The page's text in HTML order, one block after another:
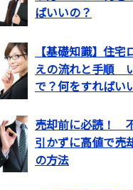
ばいいの？
【基礎知識】住宅
えの流れと手順
で？何をすればい
売却前に必読！
引かずに高値で売
の方法